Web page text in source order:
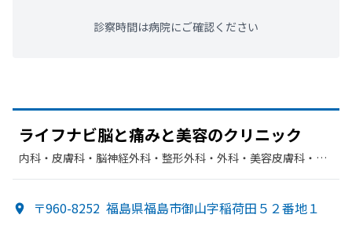
診察時間は病院にご確認ください
ライフナビ脳と痛みと美容のクリニック
内科・​皮膚科・​脳神経外科・​整形外科・​外科・​美容皮膚科・​リ
〒960-8252 福島県福島市御山字稲荷田５２番地１